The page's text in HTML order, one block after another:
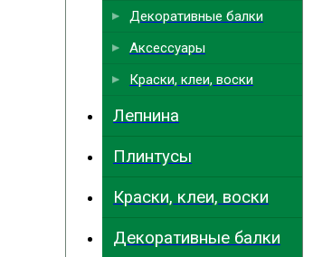
Декоративные балки
Аксессуары
Краски, клеи, воски
Лепнина
Плинтусы
Краски, клеи, воски
Декоративные балки